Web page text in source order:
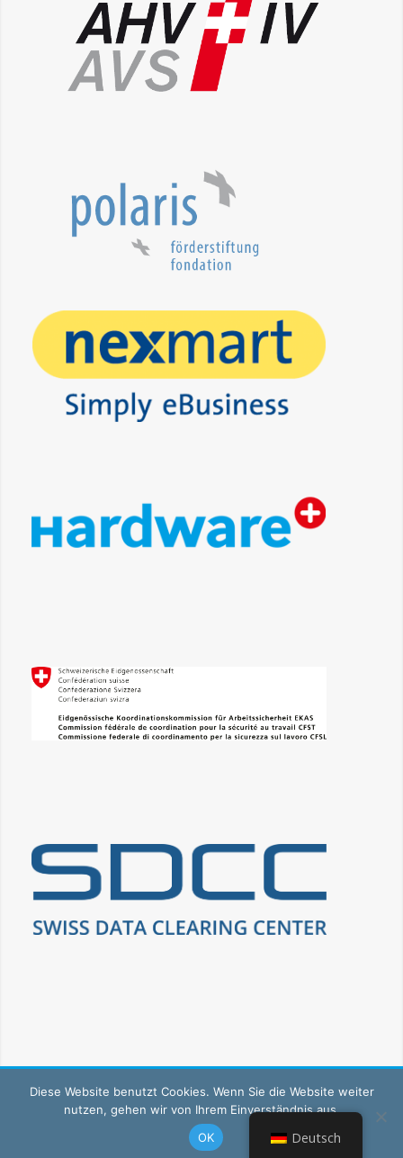
© Copyright Swissavant – Wirtschaftsverband Handwerk und
Haushalt
Deutsch
Diese Website benutzt Cookies. Wenn Sie die Website weiter
nutzen, gehen wir von Ihrem Einverständnis aus.
OK